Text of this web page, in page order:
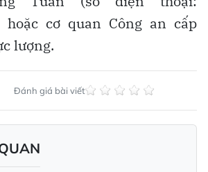
hoặc cơ quan Công an cấp
lượng.
Đánh giá bài viết